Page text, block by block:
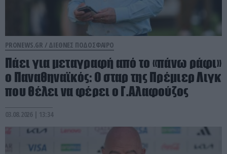
PRONEWS.GR / ΔΙΕΘΝΕΣ ΠΟΔΟΣΦΑΙΡΟ
Πάει για μεταγραφή από το «πάνω ράφι»
ο Παναθηναϊκός: Ο σταρ της Πρέμιερ Λιγκ
που θέλει να φέρει ο Γ.Αλαφούζος
03.08.2026 | 13:34